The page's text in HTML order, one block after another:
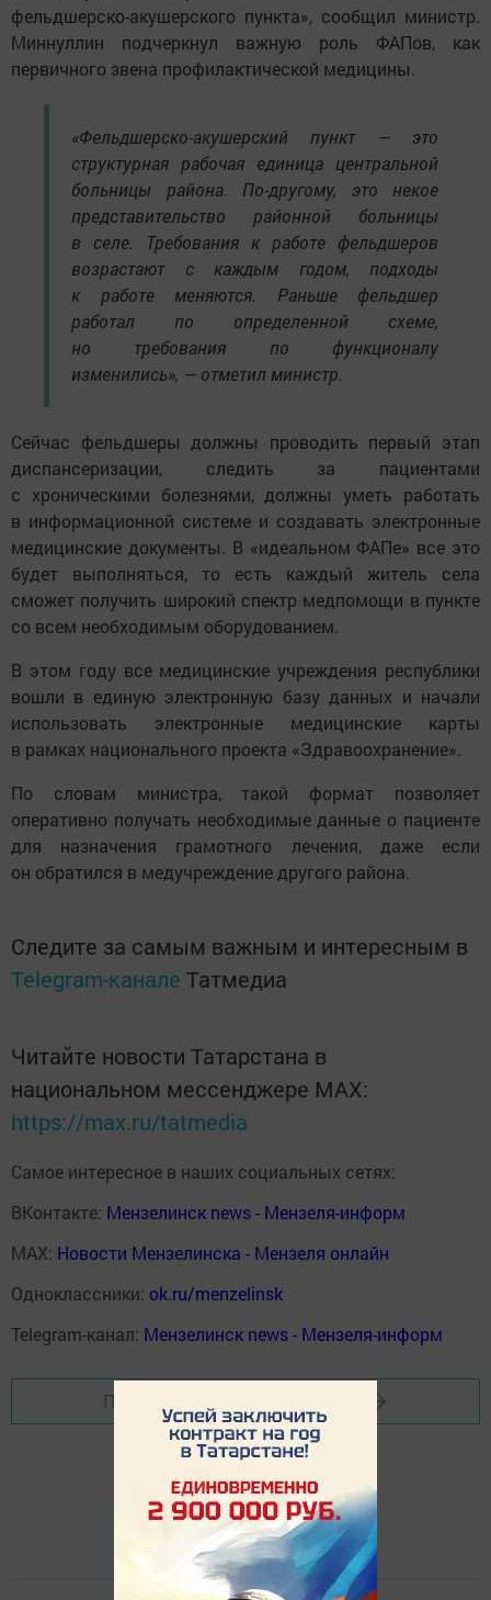
фельдшерско-акушерского пункта», сообщил министр.
Миннуллин подчеркнул важную роль ФАПов, как
первичного звена профилактической медицины.
«Фельдшерско-акушерский пункт — это
структурная рабочая единица центральной
больницы района. По-другому, это некое
представительство районной больницы
в селе. Требования к работе фельдшеров
возрастают с каждым годом, подходы
к работе меняются. Раньше фельдшер
работал по определенной схеме,
но требования по функционалу
изменились», — отметил министр.
Сейчас фельдшеры должны проводить первый этап
диспансеризации, следить за пациентами
с хроническими болезнями, должны уметь работать
в информационной системе и создавать электронные
медицинские документы. В «идеальном ФАПе» все это
будет выполняться, то есть каждый житель села
сможет получить широкий спектр медпомощи в пункте
со всем необходимым оборудованием.
В этом году все медицинские учреждения республики
вошли в единую электронную базу данных и начали
использовать электронные медицинские карты
в рамках национального проекта «Здравоохранение».
По словам министра, такой формат позволяет
оперативно получать необходимые данные о пациенте
для назначения грамотного лечения, даже если
он обратился в медучреждение другого района.
Следите за самым важным и интересным в
Telegram-канале Татмедиа
Читайте новости Татарстана в
национальном мессенджере MАХ:
https://max.ru/tatmedia
Самое интересное в наших социальных сетях:
ВКонтакте: Мензелинск news - Мензеля-информ
MAX: Новости Мензелинска - Мензеля онлайн
Одноклассники: ok.ru/menzelinsk
Telegram-канал: Мензелинск news - Мензеля-информ
Перейти на страницу новости